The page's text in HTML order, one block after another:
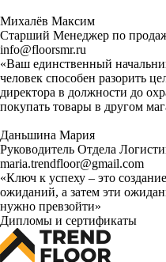
Михалёв Максим
Старший Менеджер по
info@floorsmr.ru
«Ваш единственный
человек способен разорить
директора в должности до
покупать товары в другом
Даньшина Мария
Руководитель Отдела
maria.trendfloor@gmail.com
«Ключ к успеху – это
ожиданий, а затем эти
нужно превзойти»
Дипломы и сертификаты